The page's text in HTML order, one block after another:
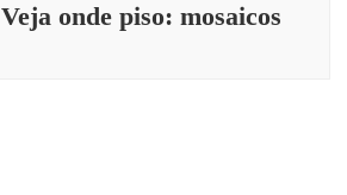
Veja onde piso: mosaicos